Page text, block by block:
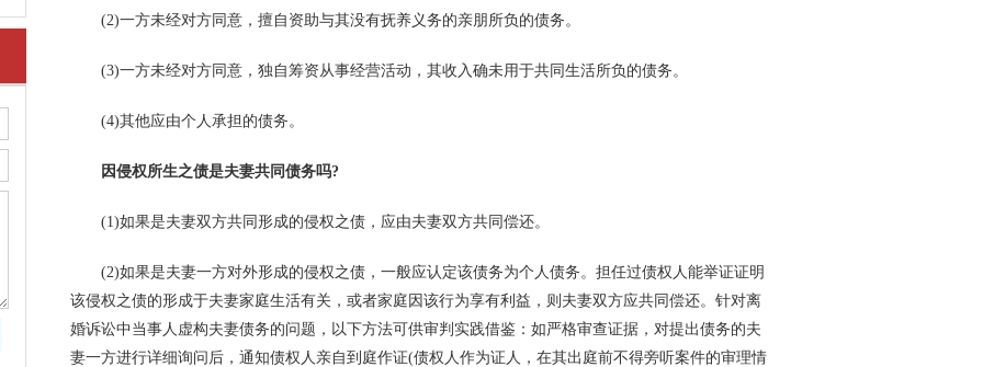
(2)一方未经对方同意，擅自资助与其没有抚养义务的亲朋所负的债务。
(3)一方未经对方同意，独自筹资从事经营活动，其收入确未用于共同生活所负的债务。
(4)其他应由个人承担的债务。
因侵权所生之债是夫妻共同债务吗?
(1)如果是夫妻双方共同形成的侵权之债，应由夫妻双方共同偿还。
(2)如果是夫妻一方对外形成的侵权之债，一般应认定该债务为个人债务。担任过债权人能举证证明
该侵权之债的形成于夫妻家庭生活有关，或者家庭因该行为享有利益，则夫妻双方应共同偿还。针对离
婚诉讼中当事人虚构夫妻债务的问题，以下方法可供审判实践借鉴：如严格审查证据，对提出债务的夫
妻一方进行详细询问后，通知债权人亲自到庭作证(债权人作为证人，在其出庭前不得旁听案件的审理情